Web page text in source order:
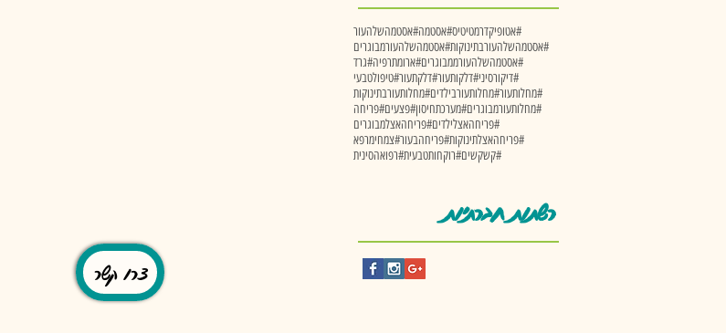
#אטופיקדרמטיטיס#אסטמה#אסטמהשלהעור
#אסטמהשלהעורבתינוקות#אסטמהשלהעורמבוגרים
#אסטמהשלהעורממבוגרים#ארומתרפיה#גרד
#דיקורסיני#דלקותעור#דלקתעור#טיפולטבעי
#מחלותעור#מחלותעורבילדים#מחלותעורבתינוקות
#מחלותעורמבוגרים#מערכתחיסון#פצעים#פריחה
#פריחהאצלילדים#פריחהאצלמבוגרים
#פריחהאצלתינוקות#פריחהבעור#צמחימרפא
#קשקשים#רוקחותטבעית#רפואהסינית
רשתות חברתיות
צרו קשר